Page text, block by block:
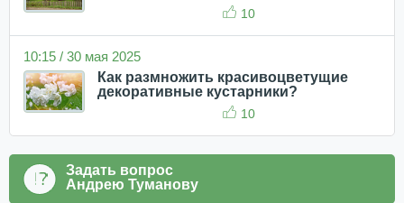
10
10:15 / 30 мая 2025
Как размножить красивоцветущие
декоративные кустарники?
10
Задать вопрос
Андрею Туманову